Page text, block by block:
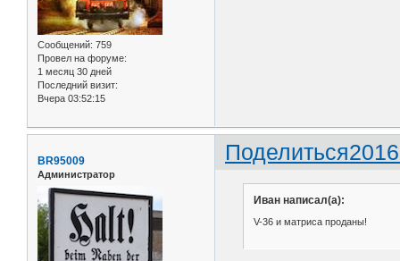
Сообщений: 759
Провел на форуме:
1 месяц 30 дней
Последний визит:
Вчера 03:52:15
Поделиться
BR95009
Администратор
Иван написал(а):
V-36 и матриса проданы!